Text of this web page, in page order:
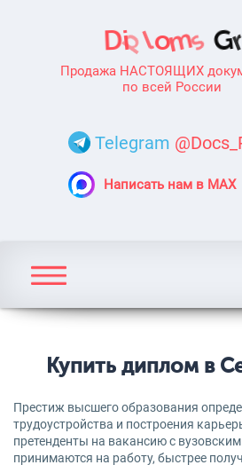
Продажа НАСТОЯЩИХ
по всей России
Telegram
Написать нам в MAX
Купить диплом в
Престиж высшего образования
трудоустройства и построения
претенденты на вакансию с
принимаются на работу, быстрее